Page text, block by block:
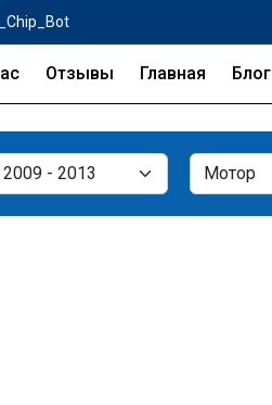
Отзывы Главная Блог